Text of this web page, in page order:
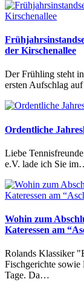
der Kirschenallee
Der Frühling steht
ersten Aufschlag
Ordentliche
Liebe
e.V. lade ich Sie
Wohin zum
Kateressen am
Rolands Klassiker
Fischgerichte sowie
Tage. Da…